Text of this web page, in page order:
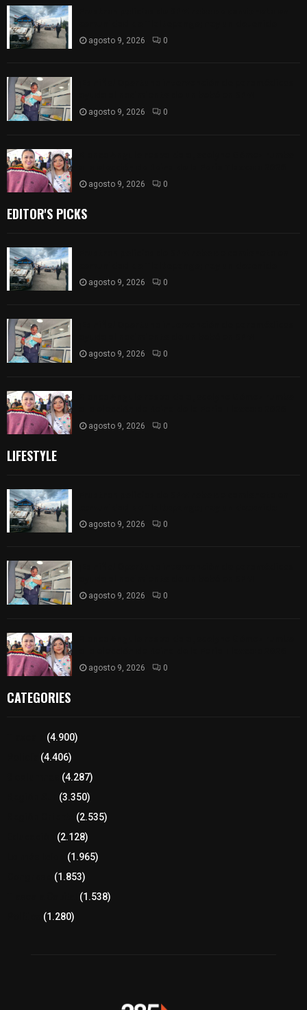
agosto 9, 2026 0
agosto 9, 2026 0
agosto 9, 2026 0
EDITOR'S PICKS
agosto 9, 2026 0
agosto 9, 2026 0
agosto 9, 2026 0
LIFESTYLE
agosto 9, 2026 0
agosto 9, 2026 0
agosto 9, 2026 0
CATEGORIES
(4.900)
(4.406)
(4.287)
(3.350)
(2.535)
(2.128)
(1.965)
(1.853)
(1.538)
(1.280)